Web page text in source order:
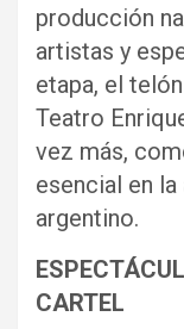
producción
artistas y
etapa, el
Teatro
vez más,
esencial en
argentino.
CARTEL